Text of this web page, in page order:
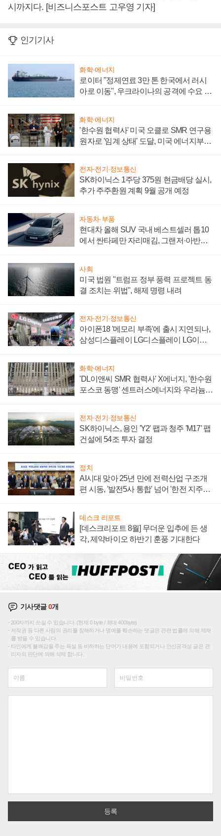
시까지다. [비즈니스포스트 고우영 기자]
인기기사
화학·에너지
로이터 "정제연료 3만 톤 한국에서 러시
아로 이동", 우크라이나의 공격에 수요 늘
화학·에너지
'한수원 협력사' 미국 오클로 SMR 연구용
원자로 '임계 상태' 도달, 미국 에너지부
전자·전기·정보통신
SK하이닉스 1주당 375원 현금배당 실시,
추가 주주환원 계획 9월 공개 예정
자동차·부품
현대차 올해 SUV 국내 베스트셀러 톱10
에서 싼타페만 자리매김, 그랜저·아반떼
사회
미국 법원 "트럼프 정부 풍력 프로젝트 동
결 조치는 위법", 해제 명령 내려
전자·전기·정보통신
아이폰18 '메모리 부족'에 출시 지연되나,
삼성디스플레이 LG디스플레이 LG이노
화학·에너지
'DL이앤씨 SMR 협력사' X에너지, '한수원
포스코 동맹' 센트러스에너지와 우라늄
전자·전기·정보통신
SK하이닉스, 용인 'Y2' 팹과 청주 'M17' 팹
건설에 54조 투자 결정
정치
AI시대 맞아 25년 만에 전력산업 구조개
편 시동, '발전5사 통합' 넘어 '한전 지주사'
데스크 리포트
[데스크리포트 8월] 무더운 입추에 든 생
각, 제약바이오 하반기 훈풍 기대한다
기사댓글0개
200자까지 쓰실 수 있습니다. (현재 0 byte / 최대 400byte)
저작권 등 다른 사람의 권리를 침해하거나 명예를 훼손하는 댓글은 관련 법률에 의해 제재
를 받을 수 있습니다.
타인에게 불쾌감을 주는 욕설 등 비하하는 단어가 내용에 포함되거나 인신공격성 글은 관
리자의 판단에 의해 삭제 합니다.